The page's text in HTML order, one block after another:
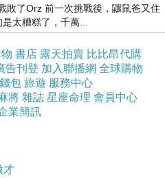
敗了Orz 前一次挑戰後，鼴鼠爸又住
太糟糕了，千萬...
書店 露天拍賣 比比昂代購
告刊登 加入聯播網 全球購物
包 旅遊 服務中心
將 雜誌 星座命理 會員中心
業簡訊
才